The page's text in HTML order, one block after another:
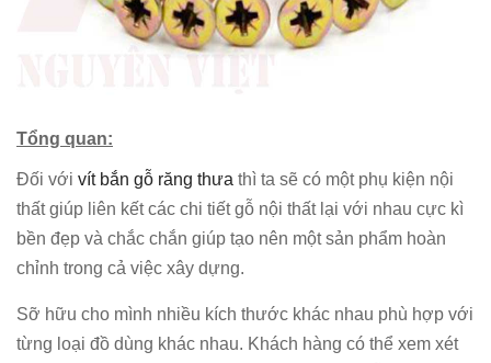
Tổng quan:
Đối với vít bắn gỗ răng thưa thì ta sẽ có một phụ kiện nội
thất giúp liên kết các chi tiết gỗ nội thất lại với nhau cực kì
bền đẹp và chắc chắn giúp tạo nên một sản phẩm hoàn
chỉnh trong cả việc xây dựng.
Sỡ hữu cho mình nhiều kích thước khác nhau phù hợp với
từng loại đồ dùng khác nhau. Khách hàng có thể xem xét